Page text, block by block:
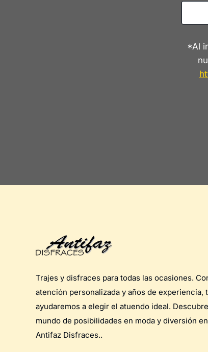
*Al
Trajes y disfraces para todas las ocasiones.
atención personalizada y años de experiencia,
ayudaremos a elegir el atuendo ideal.
mundo de posibilidades en moda y diversión en
Antifaz Disfraces..